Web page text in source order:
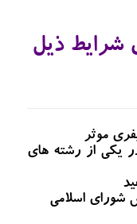
شرایط ذیل
یکی از رشته های